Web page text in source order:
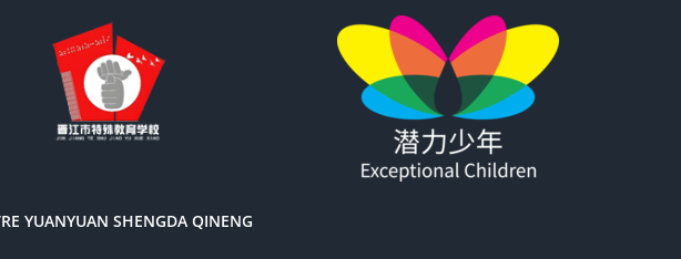
YUANYUAN SHENGDA QINENG